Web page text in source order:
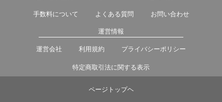
手数料について よくある質問 お問い合わせ
運営情報
運営会社 利用規約 プライバシーポリシー
特定商取引法に関する表示
ページトップヘ